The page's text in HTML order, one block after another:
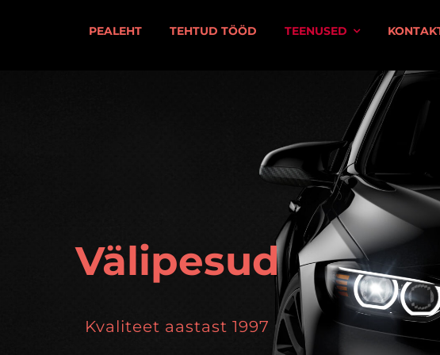
PEALEHT TEHTUD TÖÖD TEENUSED
Välipesud
Kvaliteet aastast 1997